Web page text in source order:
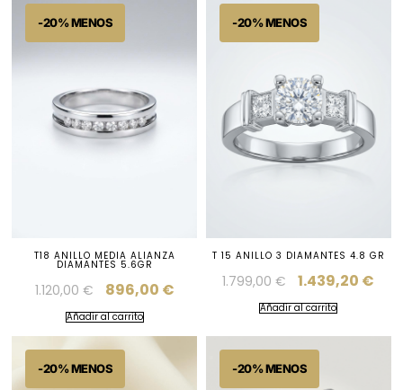
T18 ANILLO MEDIA ALIANZA
DIAMANTES 5.6GR
1.120,00 € 896,00 €
Añadir al carrito
T 15 ANILLO 3 DIAMANTES 4.8 GR
1.799,00€ 1.439,20 €
Añadir al carrito